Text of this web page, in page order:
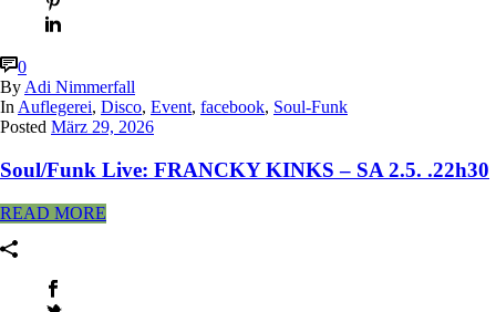
0
ByAdi Nimmerfall
InAuflegerei, Disco, Event, facebook, Soul-Funk
Posted März 29, 2026
Soul/Funk Live: FRANCKY KINKS – SA 2.5. .22h30
READ MORE